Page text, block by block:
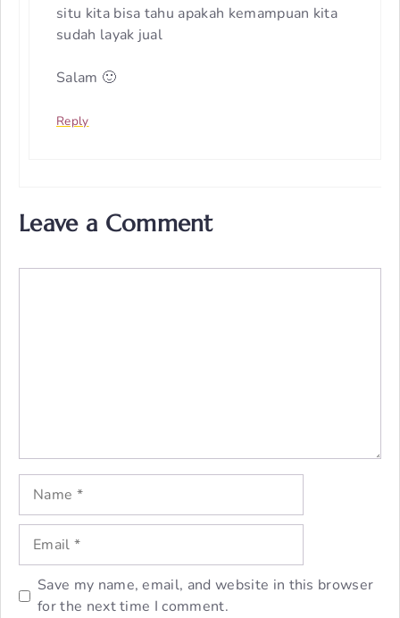
situ kita bisa tahu apakah kemampuan kita
sudah layak jual
Salam 🙂
Reply
Leave a Comment
Name
Email
Save my name, email, and website in this browser
for the next time I comment.